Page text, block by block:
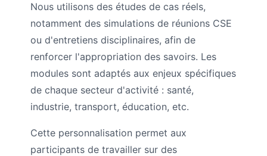
Nous utilisons des études de cas réels,
notamment des simulations de réunions CSE
ou d'entretiens disciplinaires, afin de
renforcer l'appropriation des savoirs. Les
modules sont adaptés aux enjeux spécifiques
de chaque secteur d'activité : santé,
industrie, transport, éducation, etc.
Cette personnalisation permet aux
participants de travailler sur des